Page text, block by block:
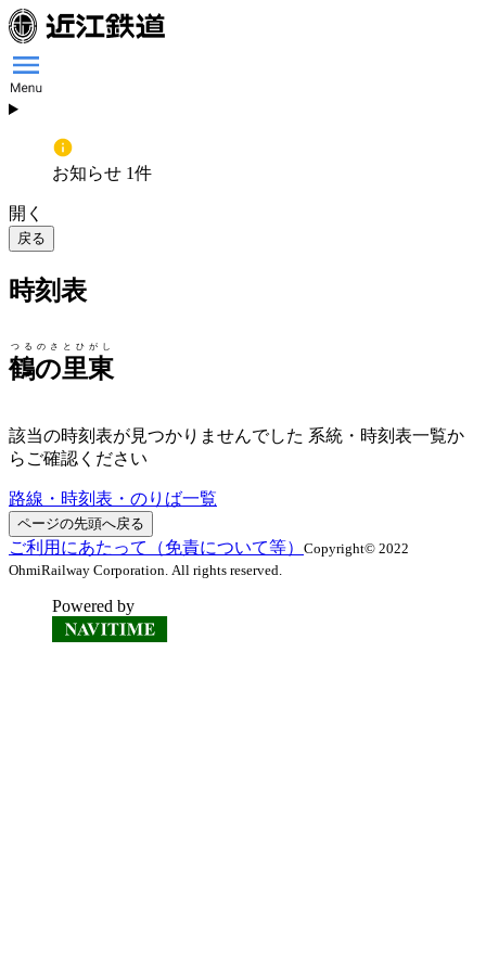
お知らせ 1件
開く
戻る
時刻表
鶴の里東
つるのさとひがし
該当の時刻表が見つかりませんでした 系統・時刻表一覧か
らご確認ください
路線・時刻表・のりば一覧
ページの先頭へ戻る
ご利用にあたって（免責について等） Copyright© 2022
OhmiRailway Corporation. All rights reserved.
Powered by